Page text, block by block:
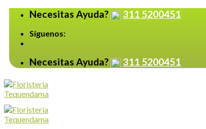
content
Necesitas Ayuda? 311 5200451
Síguenos:
Necesitas Ayuda? 311 5200451